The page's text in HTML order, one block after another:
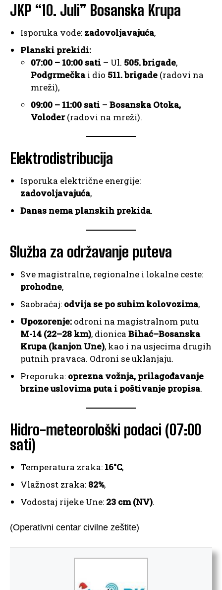
JKP “10. Juli” Bosanska Krupa
Isporuka vode: zadovoljavajuća,
Planski prekidi:
07:00 – 10:00 sati – Ul. 505. brigade,
Podgrmečkai dio 511. brigade (radovi na
mreži),
09:00 – 11:00 sati – Bosanska Otoka,
Voloder(radovi na mreži).
Elektrodistribucija
Isporuka električne energije:
zadovoljavajuća,
Danas nema planskih prekida.
Služba za održavanje puteva
Sve magistralne, regionalne i lokalne ceste:
prohodne,
Saobraćaj: odvija se po suhim kolovozima,
Upozorenje: odroni na magistralnom putu
M-14 (22–28 km), dionica Bihać–Bosanska
Krupa (kanjon Une), kao i na usjecima drugih
putnih pravaca. Odroni se uklanjaju.
Preporuka: oprezna vožnja, prilagođavanje
brzine uslovima puta i poštivanje propisa.
Hidro-meteorološki podaci (07:00
sati)
Temperatura zraka: 16°C,
Vlažnost zraka: 82%,
Vodostaj rijeke Une: 23 cm (NV).
(Operativni centar civilne zeštite)